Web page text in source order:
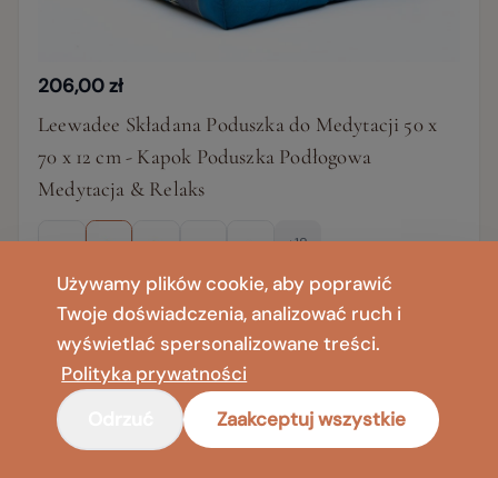
Używamy plików cookie, aby poprawić
Twoje doświadczenia, analizować ruch i
wyświetlać spersonalizowane treści.
Polityka prywatności
Zaakceptuj wszystkie
206,00 zł
Leewadee Składana Poduszka do Medytacji 50 x
70 x 12 cm - Kapok Poduszka Podłogowa
Medytacja & Relaks
+18